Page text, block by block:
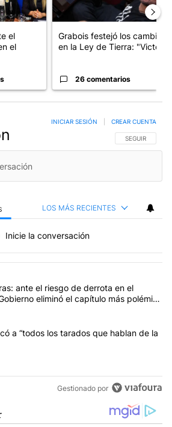
el
el
Grabois festejó los cambios
en la Ley de Tierra: "Victo...
26 comentarios
SIGA ESTA
SEGUIR
INICIAR SESIÓN CREAR CUENTA
LOS MÁS RECIENTES
Inicie la conversación
artículos con más comentarios en los
con el título "Ley de Tierras: ante el
ante el riesgo de derrota en el
eliminó el capítulo más polémico
con el título "Caputo criticó a “todos
a “todos los tarados que hablan de la
Gestionado por